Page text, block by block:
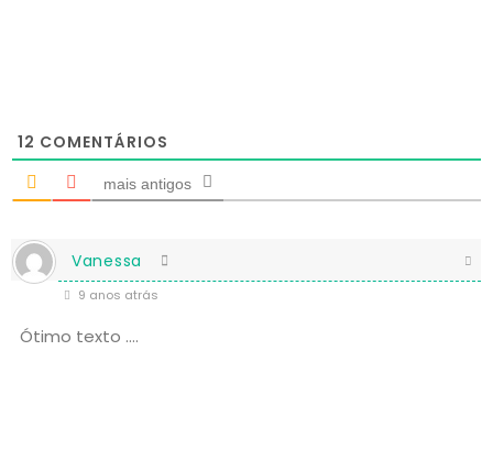
12 COMENTÁRIOS
mais antigos
Vanessa
9 anos atrás
Ótimo texto ….